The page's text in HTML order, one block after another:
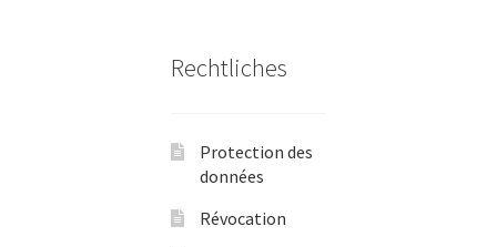
Rechtliches
Protection des
données
Révocation